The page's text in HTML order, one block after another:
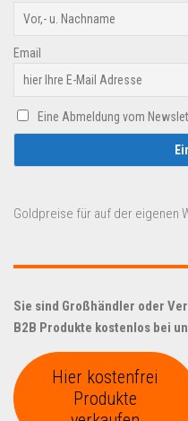
Email
Eine Abmeldung vom
Goldpreise für auf der eigenen
Sie sind Großhändler oder
B2B Produkte kostenlos bei
Hier kostenfrei
Produkte